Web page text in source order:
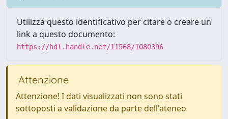
Utilizza questo identificativo per citare o creare un
link a questo documento:
https://hdl.handle.net/11568/1080396
Attenzione
Attenzione! I dati visualizzati non sono stati
sottoposti a validazione da parte dell'ateneo